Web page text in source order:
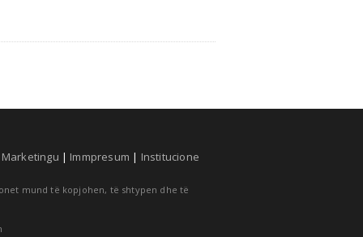
Marketingu | Immpresum | Institucione
mund të kopjohen, të shtypen dhe të